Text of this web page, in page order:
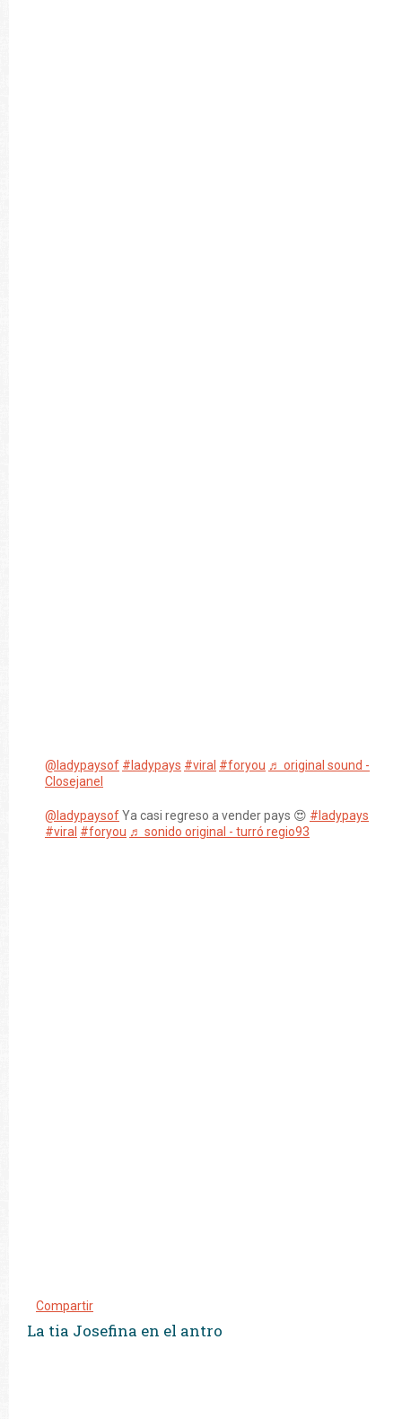
@ladypaysof #ladypays #viral #foryou ♬ original sound -
Closejanel
@ladypaysofYa casi regreso a vender pays 😍 #ladypays
#viral #foryou ♬ sonido original - turró regio93
Compartir
La tia Josefina en el antro